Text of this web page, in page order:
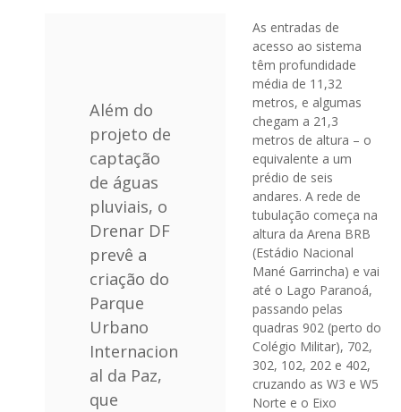
Além do
projeto de
captação
de águas
pluviais, o
Drenar DF
prevê a
criação do
Parque
Urbano
Internacion
al da Paz,
que
As entradas de
acesso ao sistema
têm profundidade
média de 11,32
metros, e algumas
chegam a 21,3
metros de altura – o
equivalente a um
prédio de seis
andares. A rede de
tubulação começa na
altura da Arena BRB
(Estádio Nacional
Mané Garrincha) e vai
até o Lago Paranoá,
passando pelas
quadras 902 (perto do
Colégio Militar), 702,
302, 102, 202 e 402,
cruzando as W3 e W5
Norte e o Eixo